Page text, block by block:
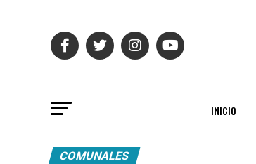
INICIO
COMUNALES